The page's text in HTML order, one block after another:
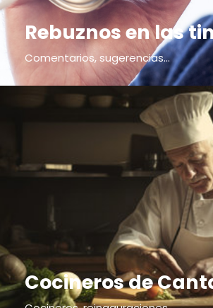
Rebuznos en las
Comentarios, sugerencias...
Cocineros de